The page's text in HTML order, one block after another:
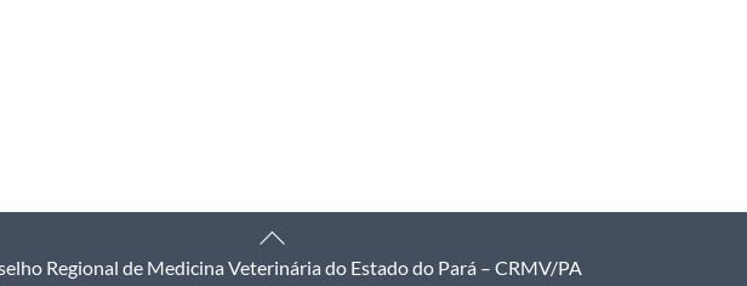
Back
To
Regional de Medicina Veterinária do Estado do Pará – CRMV/PA